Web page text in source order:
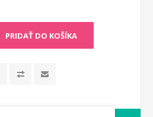
PRIDAŤ DO KOŠÍKA